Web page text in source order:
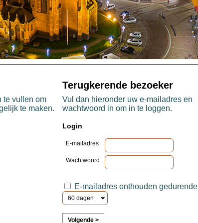
te vullen om
te maken.
Terugkerende bezoeker
Vul dan hieronder uw e-mailadres en
wachtwoord in om in te loggen.
Login
E-mailadres
Wachtwoord
E-mailadres onthouden gedurende